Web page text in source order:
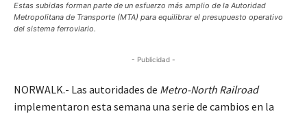
Estas subidas forman parte de un esfuerzo más amplio de la Autoridad
Metropolitana de Transporte (MTA) para equilibrar el presupuesto operativo
del sistema ferroviario.
- Publicidad -
NORWALK.- Las autoridades de Metro-North Railroad
implementaron esta semana una serie de cambios en la